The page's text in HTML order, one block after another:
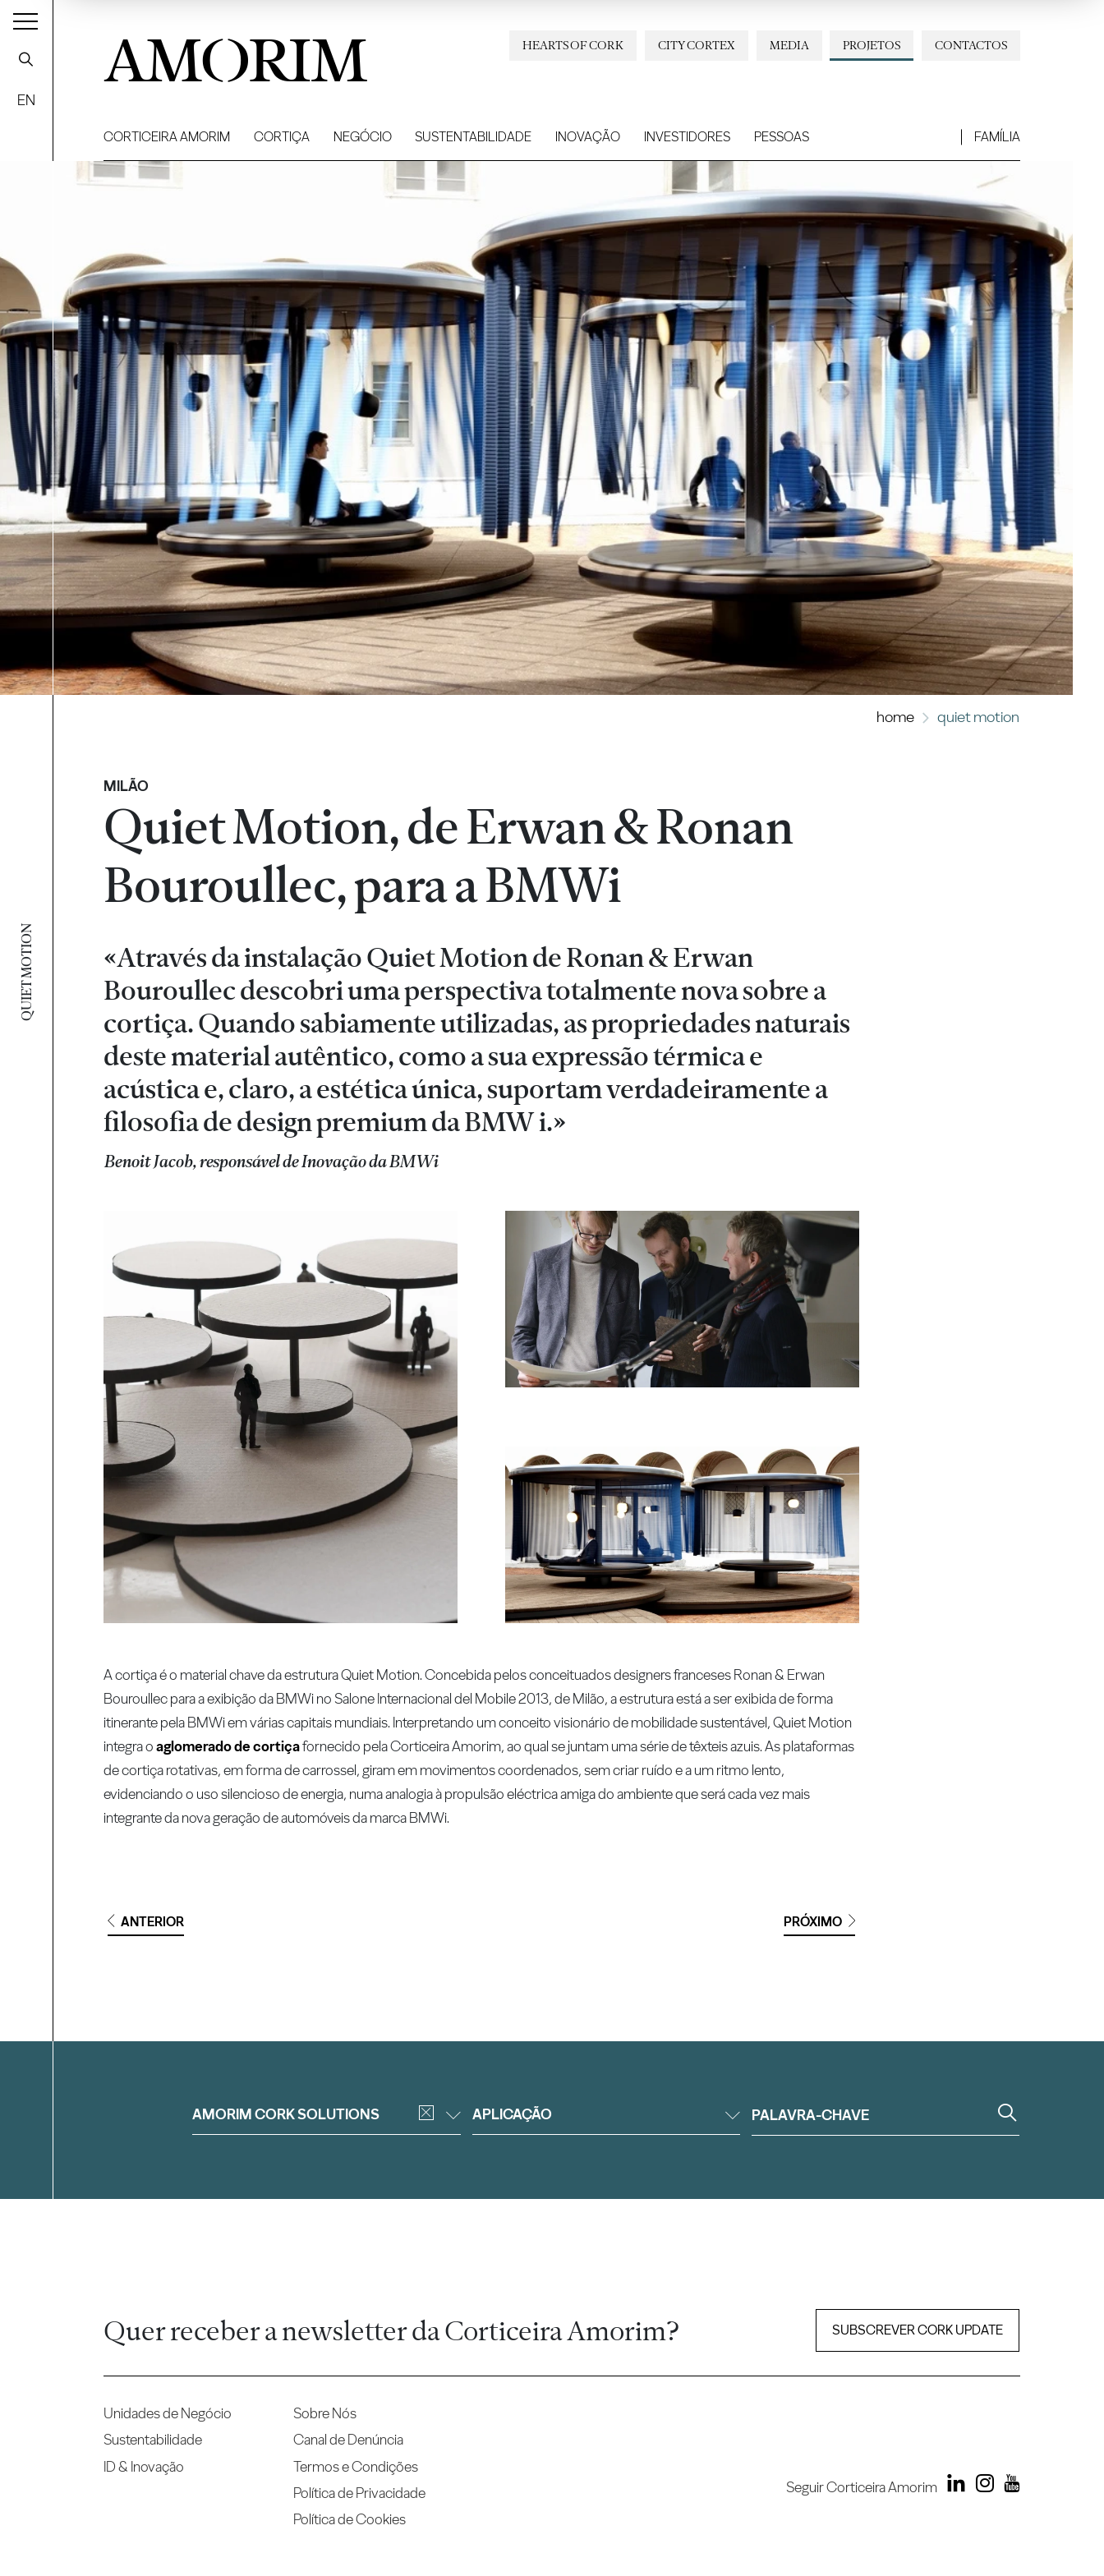
QUIET MOTION
EN
AMORIM CONTACTOS
PROJETOS
MEDIA
CITY CORTEX
HEARTS OF CORK
CORTICEIRA AMORIM CORTIÇA NEGÓCIO SUSTENTABILIDADE INOVAÇÃO INVESTIDORES PESSOAS FAMÍLIA
home quiet motion
MILÃO
Quiet Motion, de Erwan & Ronan
Bouroullec, para a BMWi
«Através da instalação Quiet Motion de Ronan & Erwan
Bouroullec descobri uma perspectiva totalmente nova sobre a
cortiça. Quando sabiamente utilizadas, as propriedades naturais
deste material autêntico, como a sua expressão térmica e
acústica e, claro, a estética única, suportam verdadeiramente a
filosofia de design premium da BMW i.»
Benoit Jacob, responsável de Inovação da BMWi
A cortiça é o material chave da estrutura Quiet Motion. Concebida pelos conceituados designers franceses Ronan & Erwan
Bouroullec para a exibição da BMWi no Salone Internacional del Mobile 2013, de Milão, a estrutura está a ser exibida de forma
itinerante pela BMWi em várias capitais mundiais. Interpretando um conceito visionário de mobilidade sustentável, Quiet Motion
integra oaglomerado de cortiçafornecido pela Corticeira Amorim, ao qual se juntam uma série de têxteis azuis. As plataformas
de cortiça rotativas, em forma de carrossel, giram em movimentos coordenados, sem criar ruído e a um ritmo lento,
evidenciando o uso silencioso de energia, numa analogia à propulsão eléctrica amiga do ambiente que será cada vez mais
integrante da nova geração de automóveis da marca BMWi.
ANTERIOR PRÓXIMO
FiltrarAMORIM CORK SOLUTIONS APLICAÇÃO
Quer receber a newsletter da Corticeira Amorim? SUBSCREVER CORK UPDATE
Unidades de Negócio
Sustentabilidade
ID & Inovação
Sobre Nós
Canal de Denúncia
Termos e Condições
Política de Privacidade
Política de Cookies
Seguir Corticeira Amorim